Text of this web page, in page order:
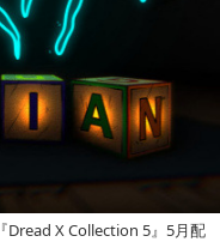
Dread X Collection 5』5月配